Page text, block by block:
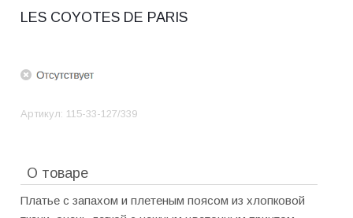
LES COYOTES DE PARIS
Артикул: 115-33-127/339
О товаре
Платье с запахом и плетеным поясом из хлопковой